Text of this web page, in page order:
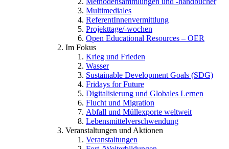
Multimediales
ReferentInnenvermittlung
Projekttage/-wochen
Open Educational Resources – OER
Im Fokus
Krieg und Frieden
Wasser
Sustainable Development Goals (SDG)
Fridays for Future
Digitalisierung und Globales Lernen
Flucht und Migration
Abfall und Müllexporte weltweit
Lebensmittelverschwendung
Veranstaltungen und Aktionen
Veranstaltungen